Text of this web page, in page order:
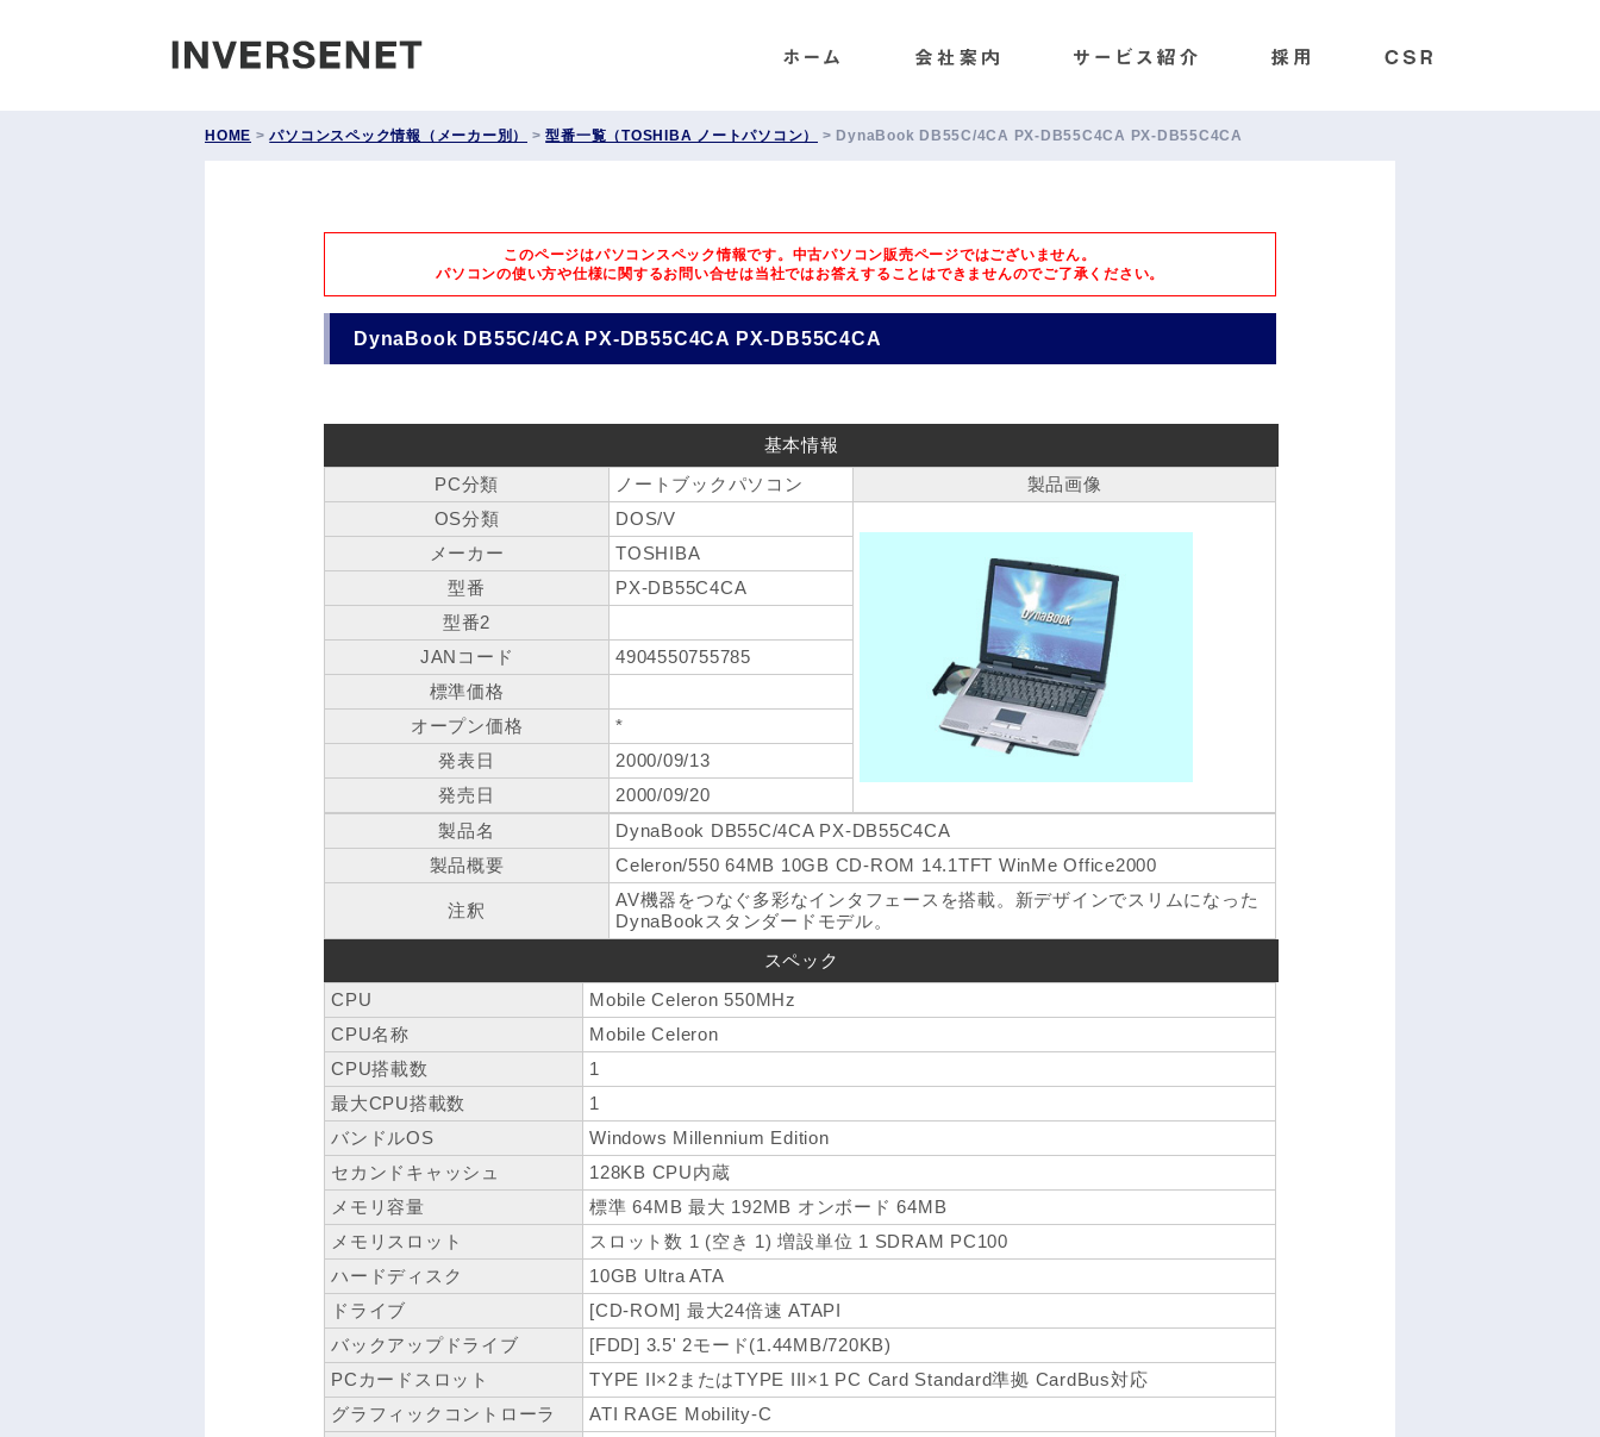
HOME >パソコンスペック情報（メーカー別） >型番一覧（TOSHIBA ノートパソコン） > DynaBook DB55C/4CA PX-DB55C4CA PX-DB55C4CA
このページはパソコンスペック情報です。中古パソコン販売ページではございません。
パソコンの使い方や仕様に関するお問い合せは当社ではお答えすることはできませんのでご了承ください。
DynaBook DB55C/4CA PX-DB55C4CA PX-DB55C4CA
基本情報
PC分類
ノートブックパソコン
製品画像
OS分類
DOS/V
メーカー
TOSHIBA
型番
PX-DB55C4CA
型番2
JANコード
4904550755785
標準価格
オープン価格
*
発表日
2000/09/13
発売日
2000/09/20
製品名
DynaBook DB55C/4CA PX-DB55C4CA
製品概要
Celeron/550 64MB 10GB CD-ROM 14.1TFT WinMe Office2000
注釈
AV機器をつなぐ多彩なインタフェースを搭載。新デザインでスリムになった
DynaBookスタンダードモデル。
スペック
CPU
Mobile Celeron 550MHz
CPU名称
Mobile Celeron
CPU搭載数
1
最大CPU搭載数
1
バンドルOS
Windows Millennium Edition
セカンドキャッシュ
128KB CPU内蔵
メモリ容量
標準 64MB 最大 192MB オンボード 64MB
メモリスロット
スロット数 1 (空き 1) 増設単位 1 SDRAM PC100
ハードディスク
10GB Ultra ATA
ドライブ
[CD-ROM] 最大24倍速 ATAPI
バックアップドライブ
[FDD] 3.5' 2モード(1.44MB/720KB)
PCカードスロット
TYPE II×2またはTYPE III×1 PC Card Standard準拠 CardBus対応
グラフィックコントローラ
ATI RAGE Mobility-C